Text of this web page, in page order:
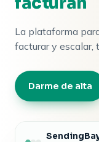
La plataforma
facturar y escalar,
Darme de alta